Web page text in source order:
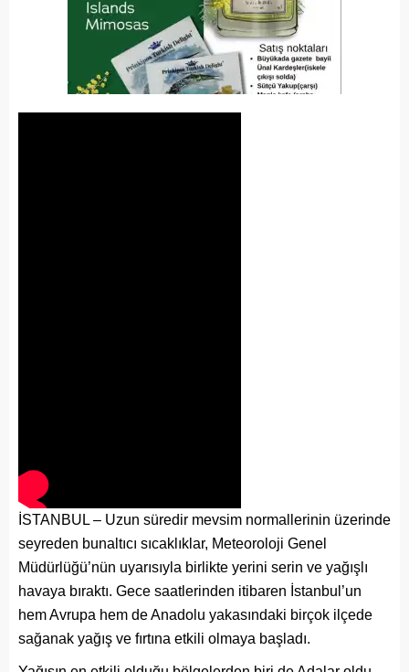
İSTANBUL – Uzun süredir mevsim normallerinin üzerinde
seyreden bunaltıcı sıcaklıklar, Meteoroloji Genel
Müdürlüğü’nün uyarısıyla birlikte yerini serin ve yağışlı
havaya bıraktı. Gece saatlerinden itibaren İstanbul’un
hem Avrupa hem de Anadolu yakasındaki birçok ilçede
sağanak yağış ve fırtına etkili olmaya başladı.